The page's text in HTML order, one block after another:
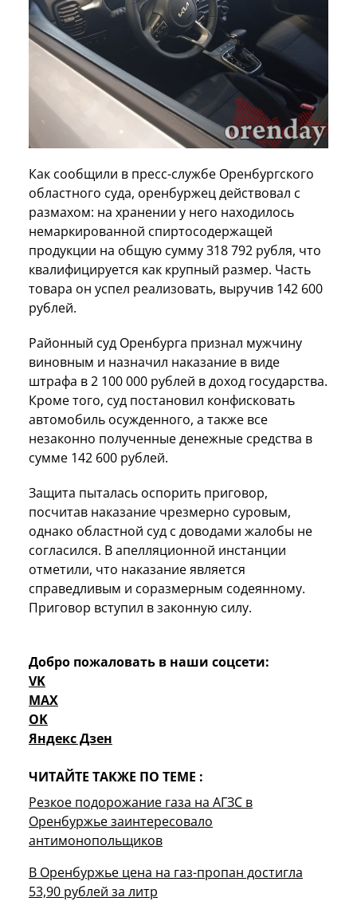
Как сообщили в пресс-службе Оренбургского
областного суда, оренбуржец действовал с
размахом: на хранении у него находилось
немаркированной спиртосодержащей
продукции на общую сумму 318 792 рубля, что
квалифицируется как крупный размер. Часть
товара он успел реализовать, выручив 142 600
рублей.
Районный суд Оренбурга признал мужчину
виновным и назначил наказание в виде
штрафа в 2 100 000 рублей в доход государства.
Кроме того, суд постановил конфисковать
автомобиль осужденного, а также все
незаконно полученные денежные средства в
сумме 142 600 рублей.
Защита пыталась оспорить приговор,
посчитав наказание чрезмерно суровым,
однако областной суд с доводами жалобы не
согласился. В апелляционной инстанции
отметили, что наказание является
справедливым и соразмерным содеянному.
Приговор вступил в законную силу.
Добро пожаловать в наши соцсети:
VK
MAX
OK
Яндекс Дзен
ЧИТАЙТЕ ТАКЖЕ ПО ТЕМЕ :
Резкое подорожание газа на АГЗС в
Оренбуржье заинтересовало
антимонопольщиков
В Оренбуржье цена на газ-пропан достигла
53,90 рублей за литр